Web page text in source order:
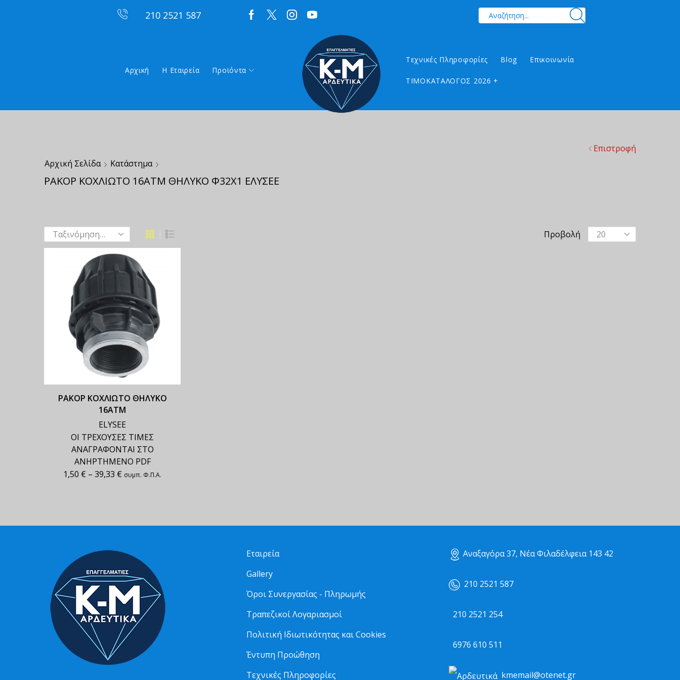
210 2521 587
Αρχική Η Εταιρεία Προϊόντα
Τεχνικές Πληροφορίες Blog Επικοινωνία
ΤΙΜΟΚΑΤΑΛΟΓΟΣ 2026 +
Αρχική Σελίδα Κατάστημα
ΡΑΚΟΡ ΚΟΧΛΙΩΤΟ 16ΑΤΜ ΘΗΛΥΚΟ Φ32Χ1 ΕΛΥΣΕΕ
Επιστροφή
Προβολή
ΡΑΚΟΡ ΚΟΧΛΙΩΤΟ ΘΗΛΥΚΟ
16ΑΤΜ
ELYSEE
ΟΙ ΤΡΕΧΟΥΣΕΣ ΤΙΜΕΣ
ΑΝΑΓΡΑΦΟΝΤΑΙ ΣΤΟ
ΑΝΗΡΤΗΜΕΝΟ PDF
1,50 € – 39,33 € συμπ. Φ.Π.Α.
Εταιρεία
Gallery
Όροι Συνεργασίας - Πληρωμής
Τραπεζικοί Λογαριασμοί
Πολιτική Ιδιωτικότητας και Cookies
Έντυπη Προώθηση
Τεχνικές Πληροφορίες
Αναξαγόρα 37, Νέα Φιλαδέλφεια 143 42
210 2521 587
210 2521 254
6976 610 511
kmemail@otenet.gr